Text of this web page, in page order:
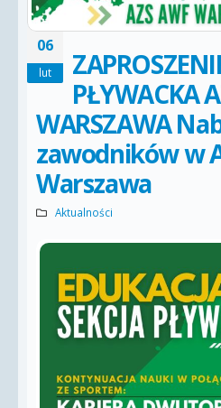
06
lut
PŁYWACKA
WARSZAWA
zawodników w
Warszawa
Aktualności